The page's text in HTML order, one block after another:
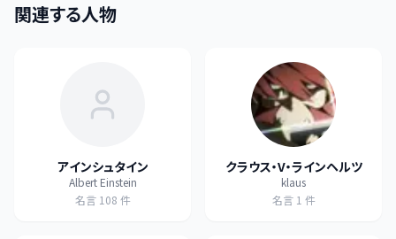
関連する人物
アインシュタイン
Albert Einstein
名言 108 件
クラウス・V・ラインヘルツ
klaus
名言 1 件